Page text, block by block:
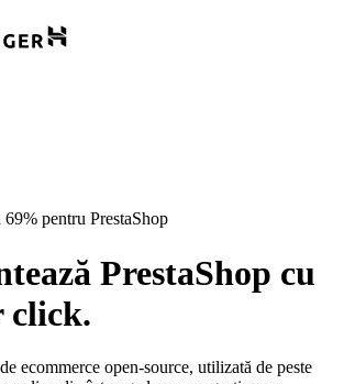
pentru PrestaShop
PrestaShop cu
click.
ecommerce open-source, utilizată de peste